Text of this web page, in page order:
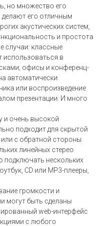
но множество его
его отличным
акустических систем,
и простота
случаи: классные
использоваться в
офисы и конференц-
автоматически
или воспроизведение
презентации. И много
и очень высокой
подходит для скрытой
с обратной стороны
линейных стерео
подключать нескольких
CD или MP3-плееры,
громкости и
могут быть сделаны
web-интерфейс
с любого